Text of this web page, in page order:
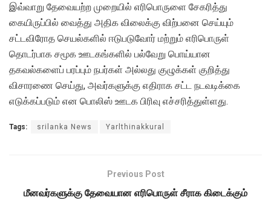
இவ்வாறு தேவையற்ற முறையில் எரிபொருளை சேகரித்து
கையிருப்பில் வைத்து அதிக விலைக்கு விற்பனை செய்யும்
சட்டவிரோத செயல்களில் ஈடுபடுவோர் மற்றும் எரிபொருள்
தொடர்பாக சமூக ஊடகங்களில் பல்வேறு பொய்யான
தகவல்களைப் பரப்பும் நபர்கள் அல்லது குழுக்கள் குறித்து
விசாரணை செய்து, அவர்களுக்கு எதிராக சட்ட நடவடிக்கை
எடுக்கப்படும் என பொலிஸ் ஊடக பிரிவு எச்சரித்துள்ளது.
Tags: srilanka News Yarlthinakkural
Previous Post
மீனவர்களுக்கு தேவையான எரிபொருள் சீராக கிடைக்கும்